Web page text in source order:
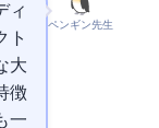
ペンギン先生
ィ
ト
大
徴
一